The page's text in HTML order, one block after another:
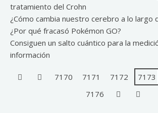
tratamiento del Crohn
¿Cómo cambia nuestro cerebro a lo largo
¿Por qué fracasó Pokémon GO?
Consiguen un salto cuántico para la
información
7170 7171 7172 7173
7176